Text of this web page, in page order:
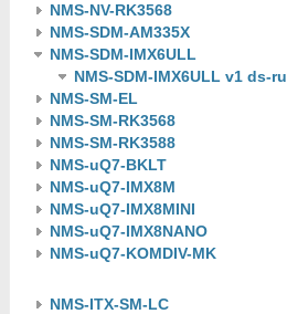
NMS-NV-RK3568
NMS-SDM-AM335X
NMS-SDM-IMX6ULL
NMS-SDM-IMX6ULL v1 ds-ru
NMS-SM-EL
NMS-SM-RK3568
NMS-SM-RK3588
NMS-uQ7-BKLT
NMS-uQ7-IMX8M
NMS-uQ7-IMX8MINI
NMS-uQ7-IMX8NANO
NMS-uQ7-KOMDIV-MK
NMS-ITX-SM-LC